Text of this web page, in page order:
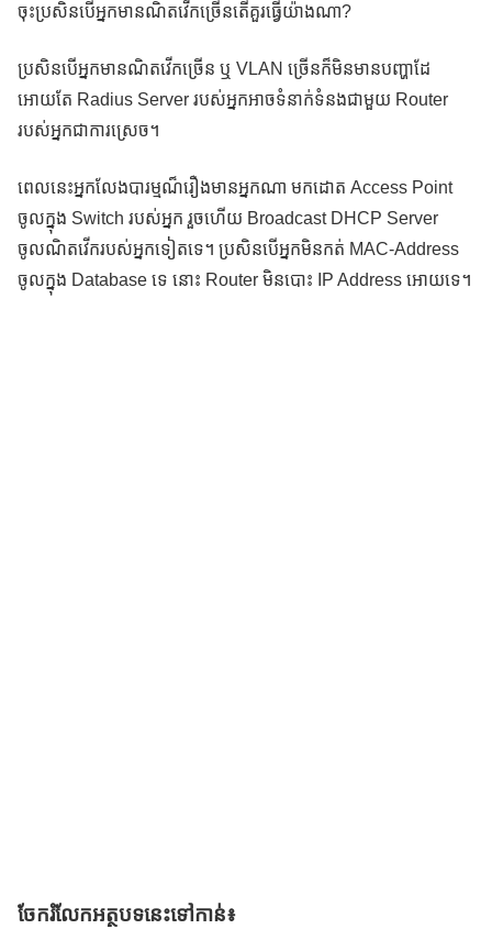
ចុះប្រសិនបើអ្នកមានណិតវើកច្រើនតើគួរធ្វើយ៉ាងណា?
ប្រសិនបើអ្នកមានណិតវើកច្រើន ឬ VLAN ច្រើនក៏មិនមានបញ្ហាដែ
អោយតែ Radius Server របស់អ្នកអាចទំនាក់ទំនងជាមួយ Router
របស់អ្នកជាការស្រេច។
ពេលនេះអ្នកលែងបារម្មណ៏រឿងមានអ្នកណា មកដោត Access Point
ចូលក្នុង Switch របស់អ្នក រួចហើយ Broadcast DHCP Server
ចូលណិតវើករបស់អ្នកទៀតទេ។ ប្រសិនបើអ្នកមិនកត់ MAC-Address
ចូលក្នុង Database ទេ នោះ Router មិនបោះ IP Address អោយទេ។
ចែករំលែក​អត្ថបទនេះទៅកាន់៖